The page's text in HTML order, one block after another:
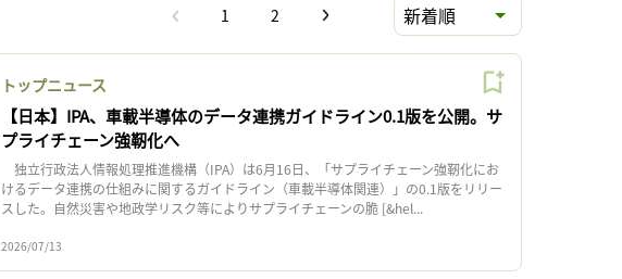
1 2 新着順
トップニュース
【日本】IPA、車載半導体のデータ連携ガイドライン0.1版を公開。サ
プライチェーン強靭化へ
独立行政法人情報処理推進機構（IPA）は6月16日、「サプライチェーン強靭化にお
けるデータ連携の仕組みに関するガイドライン（車載半導体関連）」の0.1版をリリー
スした。自然災害や地政学リスク等によりサプライチェーンの脆 [&hel...
2026/07/13